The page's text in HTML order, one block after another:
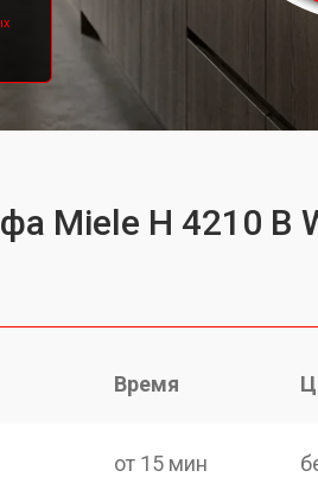
Miele H 4210 B
Время
от 15 мин